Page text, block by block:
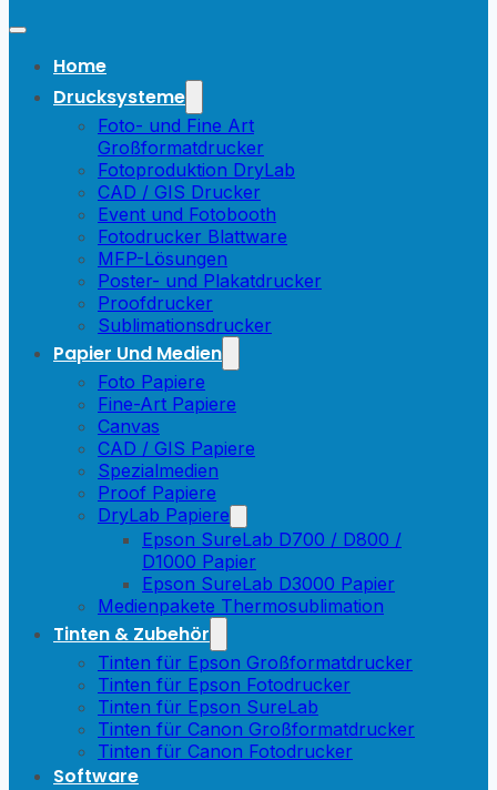
Home
Drucksysteme
Foto- und Fine Art
Großformatdrucker
Fotoproduktion DryLab
CAD / GIS Drucker
Event und Fotobooth
Fotodrucker Blattware
MFP-Lösungen
Poster- und Plakatdrucker
Proofdrucker
Sublimationsdrucker
Papier Und Medien
Foto Papiere
Fine-Art Papiere
Canvas
CAD / GIS Papiere
Spezialmedien
Proof Papiere
DryLab Papiere
Epson SureLab D700 / D800 /
D1000 Papier
Epson SureLab D3000 Papier
Medienpakete Thermosublimation
Tinten & Zubehör
Tinten für Epson Großformatdrucker
Tinten für Epson Fotodrucker
Tinten für Epson SureLab
Tinten für Canon Großformatdrucker
Tinten für Canon Fotodrucker
Software